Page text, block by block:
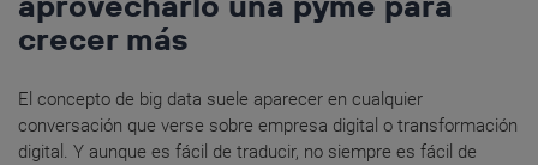
crecer más
El concepto de big data suele aparecer en cualquier
conversación que verse sobre empresa digital o transformación
digital. Y aunque es fácil de traducir, no siempre es fácil de